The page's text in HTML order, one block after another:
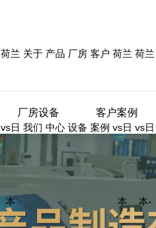
荷兰
vs日
本
关于
我们
产品
中心
厂房
设备
客户
案例
荷兰
vs日
本
荷兰
vs日
本-
厂房设备 客户案例